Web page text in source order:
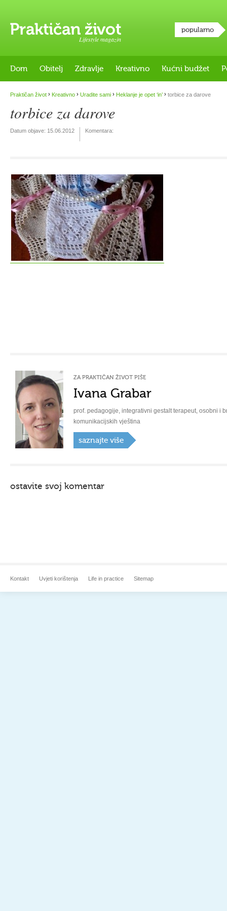
Lifestyle magazin
popularno
Dom Obitelj Zdravlje Kreativno Kućni budžet
Praktičan život › Kreativno › Uradite sami › Heklanje je opet ‘in’ › torbice za darove
torbice za darove
Datum objave: 15.06.2012 Komentara:
ZA PRAKTIČAN ŽIVOT PIŠE
Ivana Grabar
prof. pedagogije, integrativni gestalt terapeut, osobni i
komunikacijskih vještina
saznajte više
ostavite svoj komentar
Kontakt Uvjeti korištenja Life in practice Sitemap